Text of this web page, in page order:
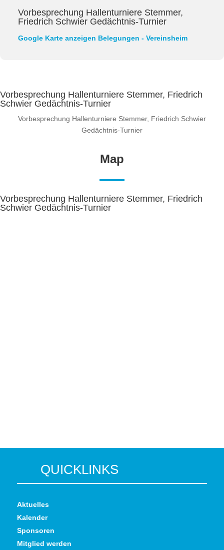
Vorbesprechung Hallenturniere Stemmer,
Friedrich Schwier Gedächtnis-Turnier
Google Karte anzeigen Belegungen - Vereinsheim
Vorbesprechung Hallenturniere Stemmer, Friedrich
Schwier Gedächtnis-Turnier
Vorbesprechung Hallenturniere Stemmer, Friedrich Schwier
Gedächtnis-Turnier
Map
Vorbesprechung Hallenturniere Stemmer, Friedrich
Schwier Gedächtnis-Turnier
QUICKLINKS
Aktuelles
Kalender
Sponsoren
Mitglied werden